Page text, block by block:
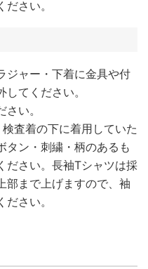
さい。
ジャー・下着に金具や付
てください。
い。
査着の下に着用していた
タン・刺繍・柄のあるも
ださい。長袖Tシャツは採
部まで上げますので、袖
さい。